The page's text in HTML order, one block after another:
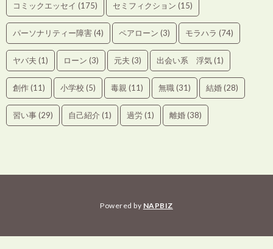
コミックエッセイ (175) セミフィクション (15)
パーソナリティー障害(4) ペアローン (3) モラハラ (74)
ヤバ夫 (1) ローン (3) 元夫 (3) 出会い系 浮気(1)
創作(11) 小学校 (5) 毒親 (11) 無職(31) 結婚(28)
習い事(29) 自己紹介 (1) 過労(1) 離婚(38)
Powered by NAPBIZ